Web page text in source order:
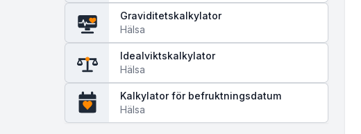
Graviditetskalkylator
Hälsa
Idealviktskalkylator
Hälsa
Kalkylator för befruktningsdatum
Hälsa